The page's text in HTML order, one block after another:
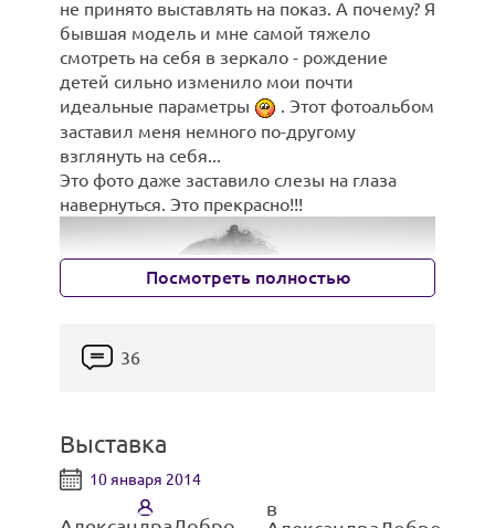
Братья-пираты:
не принято выставлять на показ. А почему? Я
бывшая модель и мне самой тяжело
смотреть на себя в зеркало - рождение
детей сильно изменило мои почти
идеальные параметры
. Этот фотоальбом
заставил меня немного по-другому
взглянуть на себя...
Это фото даже заставило слезы на глаза
навернуться. Это прекрасно!!!
Посмотреть полностью
36
Выставка
10 января 2014
в